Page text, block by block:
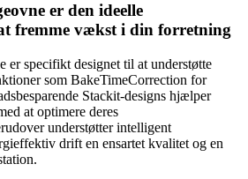
er den ideelle
fremme vækst i din forretning
specifikt designet til at understøtte
som BakeTimeCorrection for
Stackit-designs hjælper
at optimere deres
understøtter intelligent
drift en ensartet kvalitet og en